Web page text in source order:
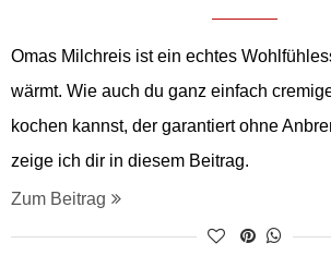
Omas Milchreis ist ein echtes
wärmt. Wie auch du ganz einfach
kochen kannst, der garantiert ohne
zeige ich dir in diesem Beitrag.
Zum Beitrag